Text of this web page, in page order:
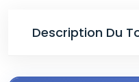
Description Du